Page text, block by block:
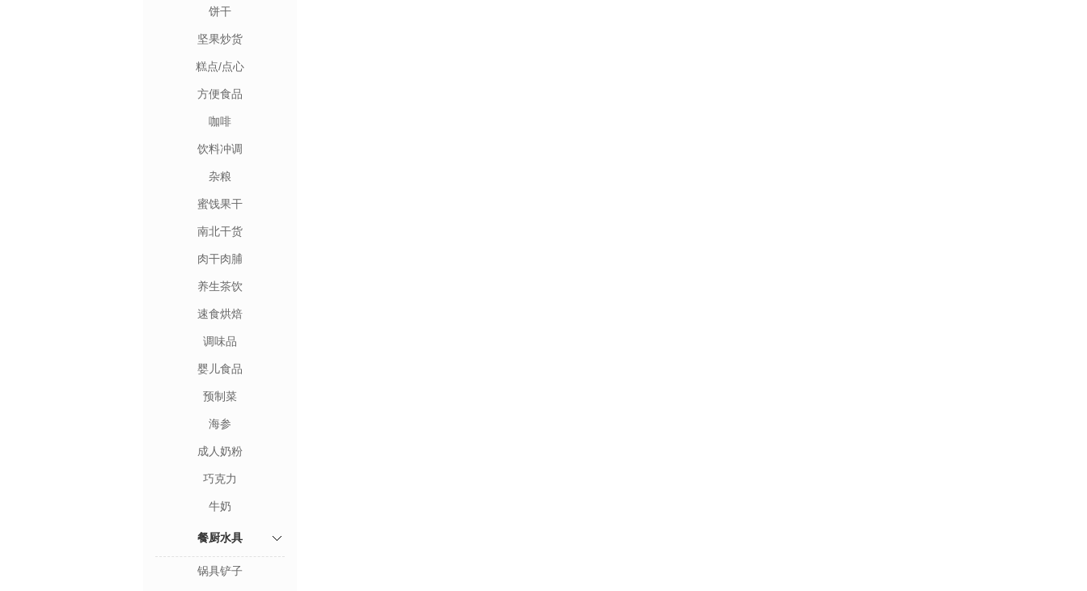
饼干
坚果炒货
糕点/点心
方便食品
咖啡
饮料冲调
杂粮
蜜饯果干
南北干货
肉干肉脯
养生茶饮
速食烘焙
调味品
婴儿食品
预制菜
海参
成人奶粉
巧克力
牛奶
餐厨水具
锅具铲子